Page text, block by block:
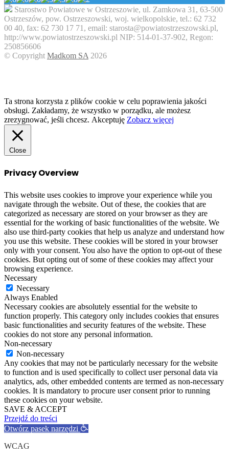
Starostwo Powiatowe w Ostrzeszowie, ul. Zamkowa 31, 63-500
Ostrzeszów, pow. Ostrzeszowski, woj. wielkopolskie, tel.: 62 732
00 40, fax: 62 730 17 71, email: starosta@powiatostrzeszowski.pl,
http://www.powiatostrzeszowski.pl NIP: 514-01-37-902, Regon:
250856606
© Copyright Madkom SA 2026
Ta strona korzysta z plików cookie w celu poprawienia jakości
obsługi. Zakładamy, że wszystko w porządku, ale możesz
zrezygnować, jeśli chcesz. Akceptuję Zobacz więcej
Close
Privacy Overview
This website uses cookies to improve your experience while you
navigate through the website. Out of these, the cookies that are
categorized as necessary are stored on your browser as they are
essential for the working of basic functionalities of the website. We
also use third-party cookies that help us analyze and understand how
you use this website. These cookies will be stored in your browser
only with your consent. You also have the option to opt-out of these
cookies. But opting out of some of these cookies may affect your
browsing experience.
Necessary
Necessary
Always Enabled
Necessary cookies are absolutely essential for the website to
function properly. This category only includes cookies that ensures
basic functionalities and security features of the website. These
cookies do not store any personal information.
Non-necessary
Non-necessary
Any cookies that may not be particularly necessary for the website
to function and is used specifically to collect user personal data via
analytics, ads, other embedded contents are termed as non-necessary
cookies. It is mandatory to procure user consent prior to running
these cookies on your website.
SAVE & ACCEPT
Przejdź do treści
Otwórz pasek narzędzi
WCAG